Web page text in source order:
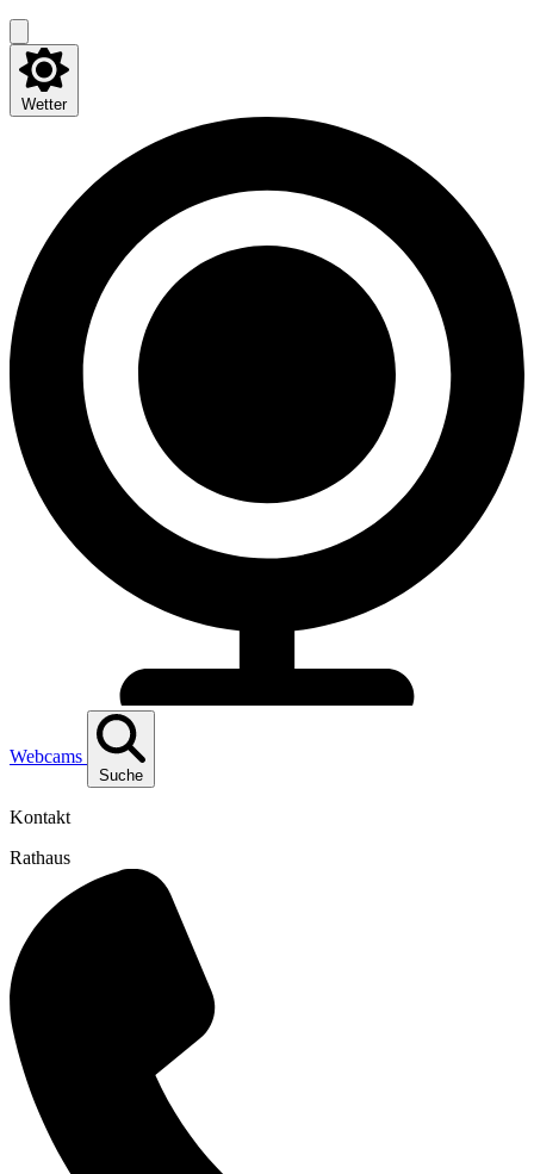
Wetter
Webcams
Suche
Kontakt
Rathaus